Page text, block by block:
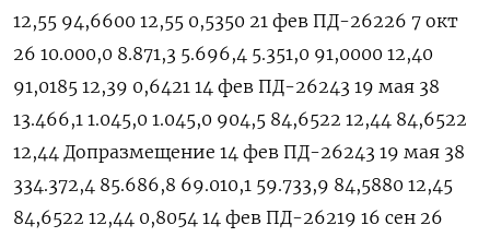
12,55 94,6600 12,55 0,5350 21 фев ПД-26226 7 окт
26 10.000,0 8.871,3 5.696,4 5.351,0 91,0000 12,40
91,0185 12,39 0,6421 14 фев ПД-26243 19 мая 38
13.466,1 1.045,0 1.045,0 904,5 84,6522 12,44 84,6522
12,44 Допразмещение 14 фев ПД-26243 19 мая 38
334.372,4 85.686,8 69.010,1 59.733,9 84,5880 12,45
84,6522 12,44 0,8054 14 фев ПД-26219 16 сен 26